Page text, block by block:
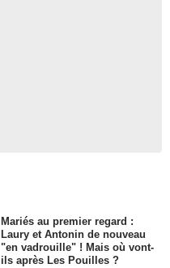
Mariés au premier regard :
Laury et Antonin de nouveau
"en vadrouille" ! Mais où vont-
ils après Les Pouilles ?